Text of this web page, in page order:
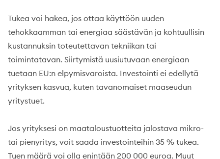
Tukea voi hakea, jos ottaa käyttöön uuden
tehokkaamman tai energiaa säästävän ja kohtuullisin
kustannuksin toteutettavan tekniikan tai
toimintatavan. Siirtymistä uusiutuvaan energiaan
tuetaan EU:n elpymisvaroista. Investointi ei edellytä
yrityksen kasvua, kuten tavanomaiset maaseudun
yritystuet.
Jos yrityksesi on maataloustuotteita jalostava mikro-
tai pienyritys, voit saada investointeihin 35 % tukea.
Tuen määrä voi olla enintään 200 000 euroa. Muut